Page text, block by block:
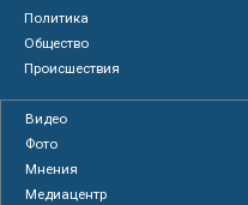
Политика
Общество
Происшествия
Видео
Фото
Мнения
Медиацентр